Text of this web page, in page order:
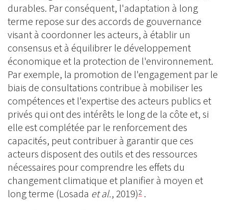
durables. Par conséquent, l'adaptation à long
terme repose sur des accords de gouvernance
visant à coordonner les acteurs, à établir un
consensus et à équilibrer le développement
économique et la protection de l'environnement.
Par exemple, la promotion de l'engagement par le
biais de consultations contribue à mobiliser les
compétences et l'expertise des acteurs publics et
privés qui ont des intérêts le long de la côte et, si
elle est complétée par le renforcement des
capacités, peut contribuer à garantir que ces
acteurs disposent des outils et des ressources
nécessaires pour comprendre les effets du
changement climatique et planifier à moyen et
long terme (Losada et al., 2019)2 .